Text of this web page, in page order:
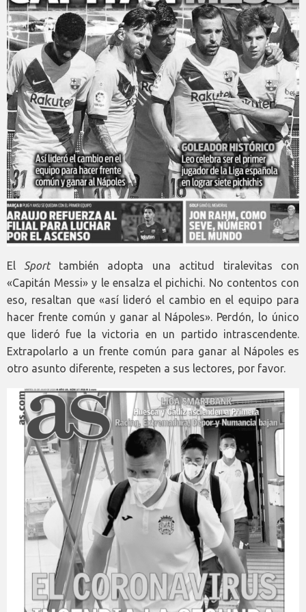
El Sporttambién adopta una actitud tiralevitas con
«Capitán Messi» y le ensalza el pichichi. No contentos con
eso, resaltan que «así lideró el cambio en el equipo para
hacer frente común y ganar al Nápoles». Perdón, lo único
que lideró fue la victoria en un partido intrascendente.
Extrapolarlo a un frente común para ganar al Nápoles es
otro asunto diferente, respeten a sus lectores, por favor.